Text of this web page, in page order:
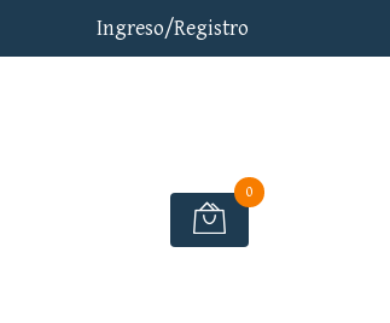
Ingreso/Registro
0